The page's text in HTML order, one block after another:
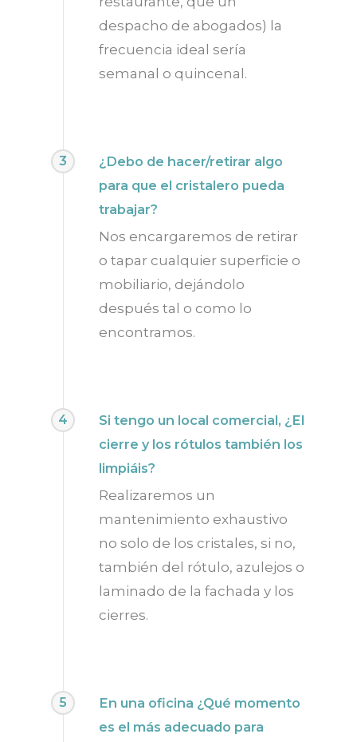
despacho de abogados) la
frecuencia ideal sería
semanal o quincenal.
3
¿Debo de hacer/retirar algo
para que el cristalero pueda
trabajar?
Nos encargaremos de retirar
o tapar cualquier superficie o
mobiliario, dejándolo
después tal o como lo
encontramos.
4
Si tengo un local comercial, ¿El
cierre y los rótulos también los
limpiáis?
Realizaremos un
mantenimiento exhaustivo
no solo de los cristales, si no,
también del rótulo, azulejos o
laminado de la fachada y los
cierres.
5
En una oficina ¿Qué momento
es el más adecuado para